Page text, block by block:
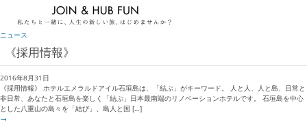
ニュース
《採用情報》
2016年8月31日
《採用情報》 ホテルエメラルドアイル石垣島は、「結ぶ」がキーワード。 人と人、人と島、日常と
非日常、あなたと石垣島を楽しく「結ぶ」日本最南端のリノベーションホテルです。 石垣島を中心
とした八重山の島々を「結び」、島人と国 […]
→